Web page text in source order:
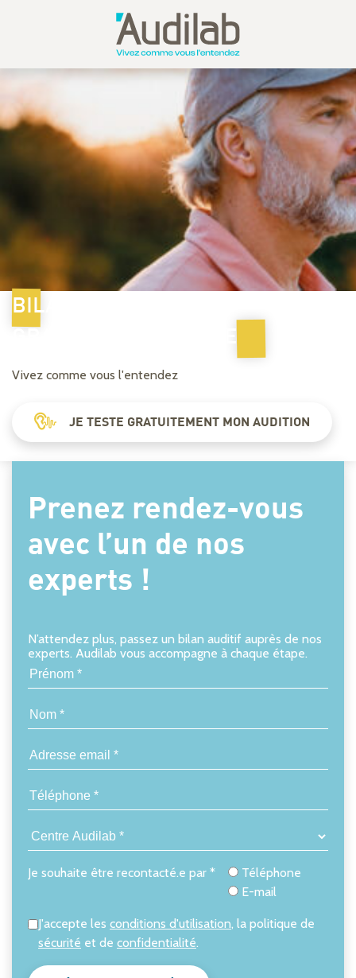
BILAN AUDITIF
GRATUIT EN TOURAINE
Vivez comme vous l'entendez
JE TESTE GRATUITEMENT MON AUDITION
Prenez rendez-vous
avec l’un de nos
experts !
N’attendez plus, passez un bilan auditif auprès de nos
experts. Audilab vous accompagne à chaque étape.
Je souhaite être recontacté.e par *
Téléphone
E-mail
J'accepte les conditions d'utilisation, la politique de
sécurité et de confidentialité.